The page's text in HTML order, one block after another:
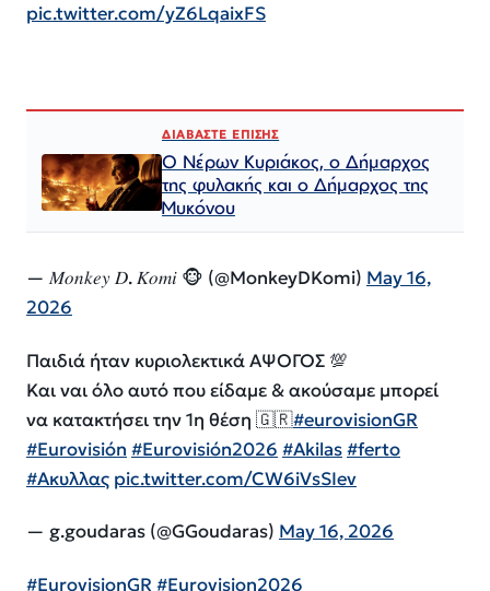
pic.twitter.com/yZ6LqaixFS
ΔΙΑΒΑΣΤΕ ΕΠΙΣΗΣ
Ο Νέρων Κυριάκος, o Δήμαρχος
της φυλακής και ο Δήμαρχος της
Μυκόνου
— 𝑀𝑜𝑛𝑘𝑒𝑦 𝐷. 𝐾𝑜𝑚𝑖 🐵 (@MonkeyDKomi) May 16,
2026
Παιδιά ήταν κυριολεκτικά ΑΨΟΓΟΣ 💯
Και ναι όλο αυτό που είδαμε & ακούσαμε μπορεί
να κατακτήσει την 1η θέση 🇬🇷#eurovisionGR
#Eurovisión #Eurovisión2026 #Akilas#ferto
#Ακυλλας pic.twitter.com/CW6iVsSIev
— g.goudaras (@GGoudaras) May 16, 2026
#EurovisionGR #Eurovision2026